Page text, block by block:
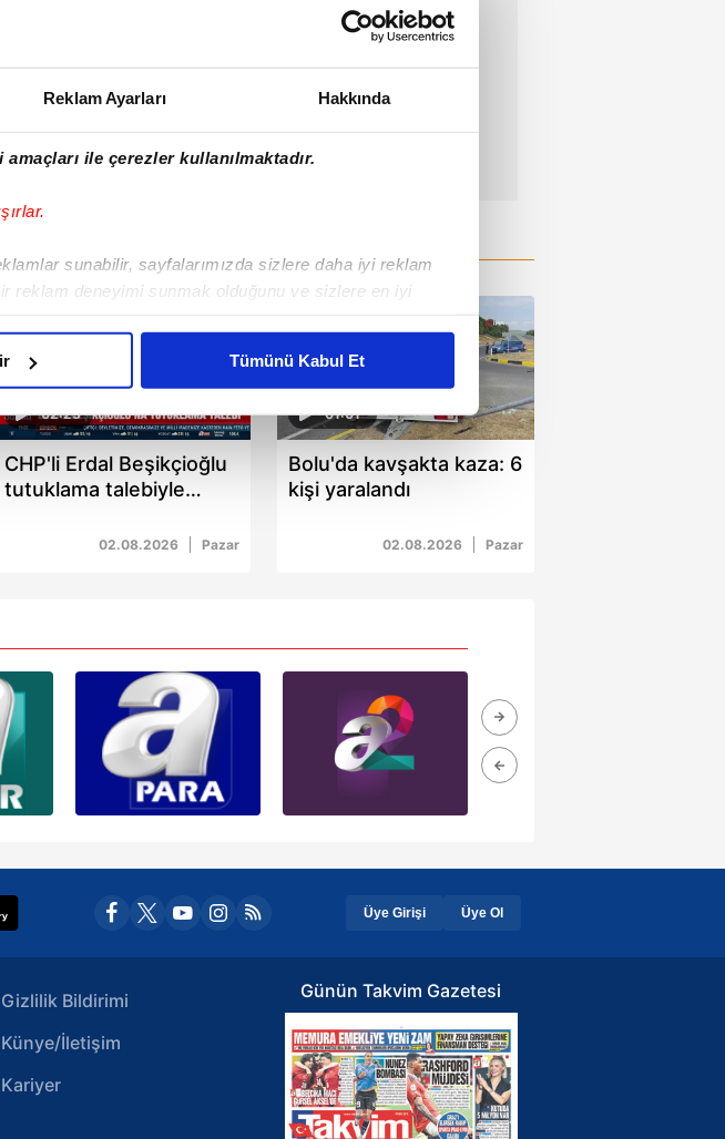
Reklam Ayarları Hakkında
ile çerezler kullanılmaktadır.
sunabilir, sayfalarımızda sizlere daha iyi reklam
reklam deneyimi sunmak olduğunu ve sizlere en iyi
ve üçüncü kişilere ait çerezler kullanılmaktadır. Bu
olan çerezler bilgi toplumu hizmetlerinin sunulması
ve kişiselleştirilmesi ve sizlere yönelik
Tümünü Kabul Et
02:23
CHP'li Erdal Beşikçioğlu
tutuklama talebiyle
02.08.2026 Pazar
01:01
Bolu'da kavşakta kaza: 6
kişi yaralandı
02.08.2026 Pazar
Üye Girişi Üye Ol
Gizlilik Bildirimi
Künye/İletişim
Kariyer
Günün Takvim Gazetesi